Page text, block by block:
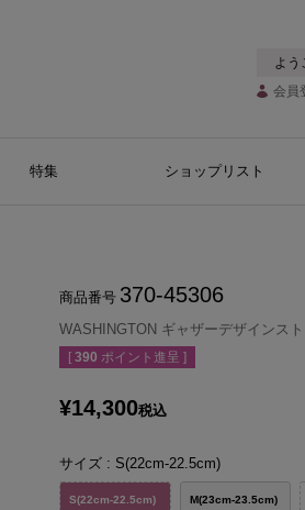
よう
会員
特集 ショップリスト
商品番号 370-45306
WASHINGTON ギャザーデザインス
[ 390 ポイント進呈 ]
¥14,300税込
サイズ S(22cm-22.5cm)
S(22cm-22.5cm) M(23cm-23.5cm)